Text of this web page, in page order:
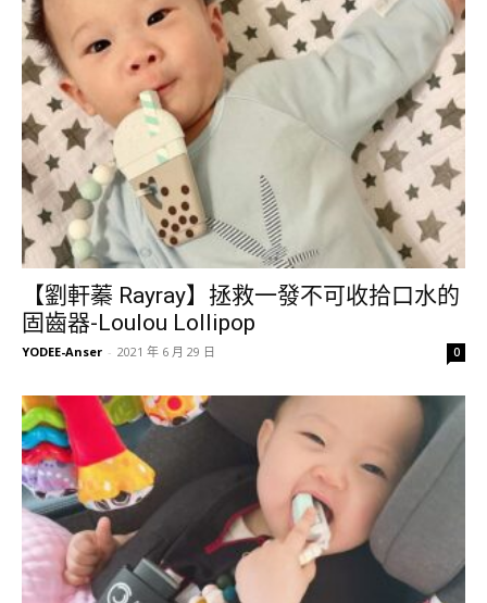
【劉軒蓁 Rayray】拯救一發不可收拾口水的
固齒器-Loulou Lollipop
YODEE-Anser - 2021 年 6 月 29 日 0